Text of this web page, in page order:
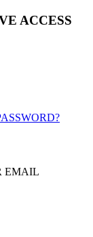
ACCESS
EMAIL